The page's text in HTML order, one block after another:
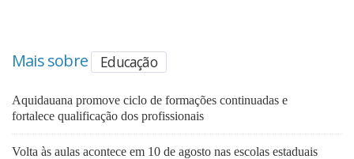
Mais sobre Educação
Aquidauana promove ciclo de formações continuadas e
fortalece qualificação dos profissionais
Volta às aulas acontece em 10 de agosto nas escolas estaduais